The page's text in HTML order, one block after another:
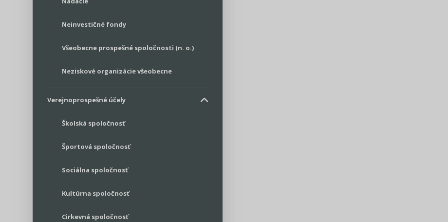
Neinvestičné fondy
Všeobecne prospešné spoločnosti (n. o.)
Neziskové organizácie všeobecne
Verejnoprospešné účely
Školská spoločnosť
Športová spoločnosť
Sociálna spoločnosť
Kultúrna spoločnosť
Cirkevná spoločnosť